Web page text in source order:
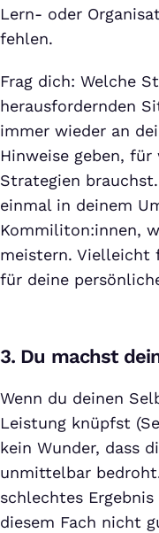
Lern- oder
fehlen.
Frag dich: Welche
herausfordernden
immer wieder an
Hinweise geben,
Strategien
einmal in deinem
Kommiliton:innen,
meistern. Vielleicht
für deine
3. Du machst
Wenn du deinen
Leistung knüpfst
kein Wunder, dass
unmittelbar
schlechtes
diesem Fach nicht